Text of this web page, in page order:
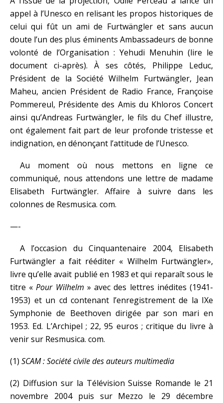
appel à l’Unesco en relisant les propos historiques de
celui qui fût un ami de Furtwängler et sans aucun
doute l’un des plus éminents Ambassadeurs de bonne
volonté de l’Organisation : Yehudi Menuhin (lire le
document ci-après). À ses côtés, Philippe Leduc,
Président de la Société Wilhelm Furtwängler, Jean
Maheu, ancien Président de Radio France, Françoise
Pommereul, Présidente des Amis du Khloros Concert
ainsi qu’Andreas Furtwängler, le fils du Chef illustre,
ont également fait part de leur profonde tristesse et
indignation, en dénonçant l’attitude de l’Unesco.
Au moment où nous mettons en ligne ce
communiqué, nous attendons une lettre de madame
Elisabeth Furtwängler. Affaire à suivre dans les
colonnes de Resmusica. com.
—-
A l’occasion du Cinquantenaire 2004, Elisabeth
Furtwängler a fait rééditer « Wilhelm Furtwängler»,
livre qu’elle avait publié en 1983 et qui reparaît sous le
titre «Pour Wilhelm » avec des lettres inédites (1941-
1953) et un cd contenant l’enregistrement de la IXe
Symphonie de Beethoven dirigée par son mari en
1953. Ed. L’Archipel ; 22, 95 euros ; critique du livre à
venir sur Resmusica. com.
(1) SCAM : Société civile des auteurs multimedia
(2) Diffusion sur la Télévision Suisse Romande le 21
novembre 2004 puis sur Mezzo le 29 décembre